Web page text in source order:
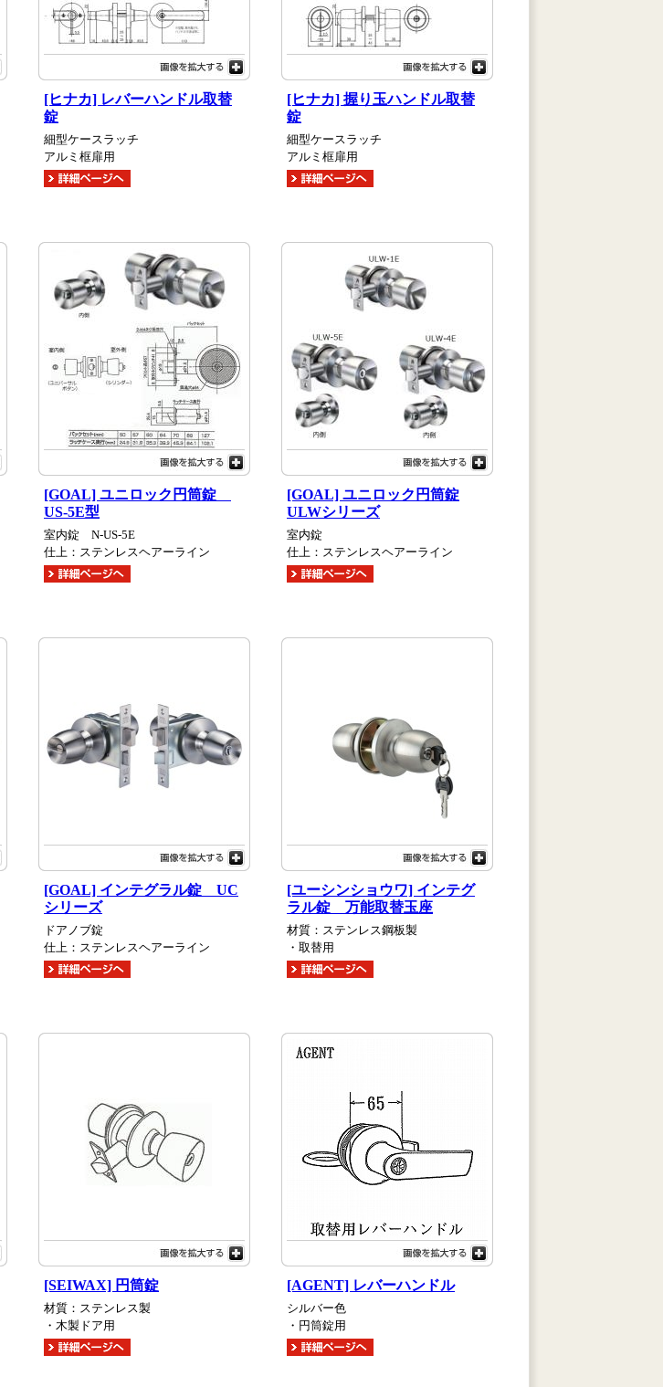
[ヒナカ] レバーハンドル取替
錠
細型ケースラッチ
アルミ框扉用
[ヒナカ] 握り玉ハンドル取替
錠
細型ケースラッチ
アルミ框扉用
[GOAL] ユニロック円筒錠
US-5E型
室内錠 N-US-5E
仕上：ステンレスヘアーライン
[GOAL] ユニロック円筒錠
ULWシリーズ
室内錠
仕上：ステンレスヘアーライン
[GOAL] インテグラル錠 UC
シリーズ
ドアノブ錠
仕上：ステンレスヘアーライン
[ユーシンショウワ] インテグ
ラル錠 万能取替玉座
材質：ステンレス鋼板製
・取替用
[SEIWAX] 円筒錠
材質：ステンレス製
・木製ドア用
[AGENT] レバーハンドル
シルバー色
・円筒錠用